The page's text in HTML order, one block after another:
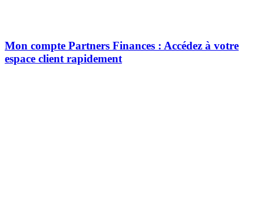
Mon compte Partners Finances : Accédez à votre
espace client rapidement